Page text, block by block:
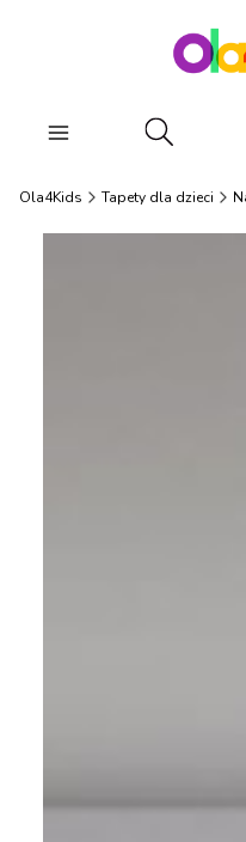
Otwórz
Ola4Kids Tapety dla dzieci